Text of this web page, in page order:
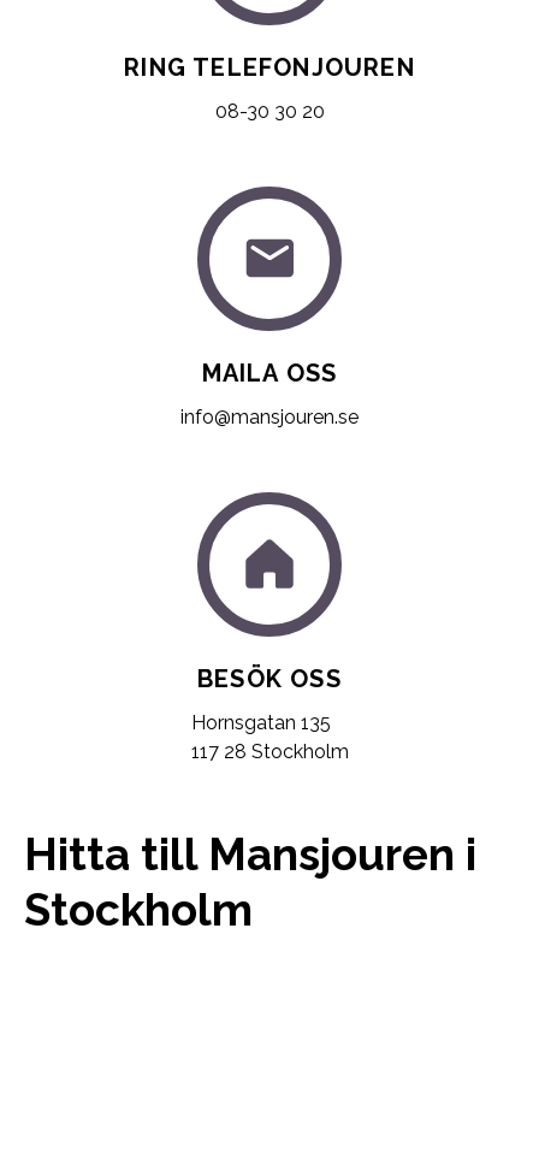
RING TELEFONJOUREN
08-30 30 20
MAILA OSS
info@mansjouren.se
BESÖK OSS
Hornsgatan 135
117 28 Stockholm
Hitta till Mansjouren i
Stockholm